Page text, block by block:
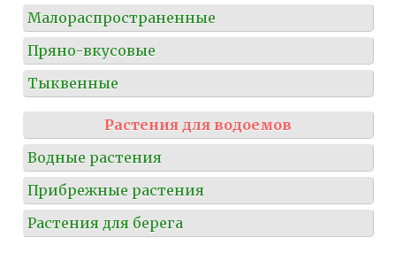
Малораспространенные
Пряно-вкусовые
Тыквенные
Растения для водоемов
Водные растения
Прибрежные растения
Растения для берега